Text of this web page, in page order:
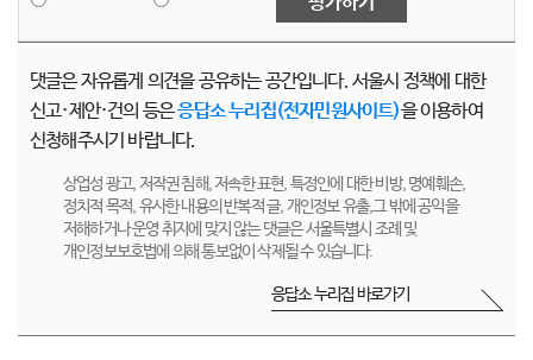
댓글은 자유롭게 의견을 공유하는 공간입니다. 서울시 정책에 대한
신고·제안·건의 등은응답소 누리집(전자민원사이트)을 이용하여
신청해주시기 바랍니다.
상업성 광고, 저작권 침해, 저속한 표현, 특정인에 대한 비방, 명예훼손,
정치적 목적, 유사한 내용의 반복적 글, 개인정보 유출,그 밖에 공익을
저해하거나 운영 취지에 맞지 않는 댓글은 서울특별시 조례 및
개인정보보호법에 의해 통보없이 삭제될 수 있습니다.
응답소 누리집 바로가기